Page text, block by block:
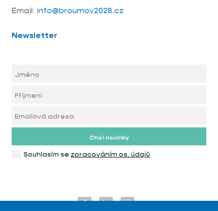
Email: info@broumov2028.cz
Newsletter
Chci novinky
Souhlasím se zpracováním os. údajů